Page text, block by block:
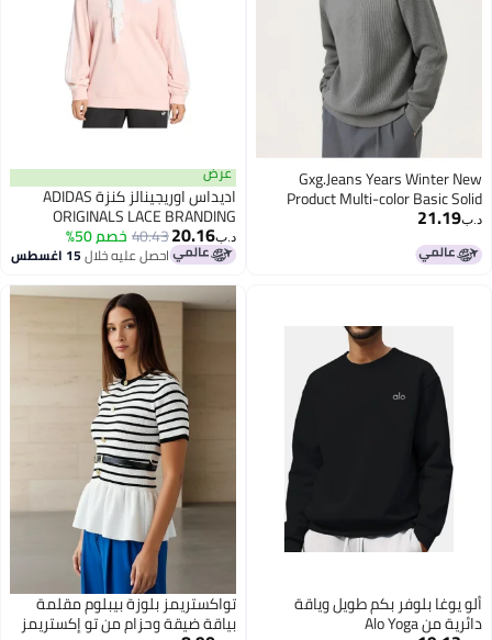
Gxg.Jeans Years Winter New
Product Multi-color Basic Solid
Color Lapel Sweater Knitwear
د.ب‏21.19
عرض
اديداس اوريجينالز كنزة ADIDAS
ORIGINALS LACE BRANDING
CREW
د.ب‏20.16
40.43خصم 50%
احصل عليه خلال15 اغسطس
ألو يوغا بلوفر بكم طويل وياقة
دائرية من Alo Yoga
تواكستريمز بلوزة بيبلوم مقلمة
بياقة ضيقة وحزام من تو إكستريمز